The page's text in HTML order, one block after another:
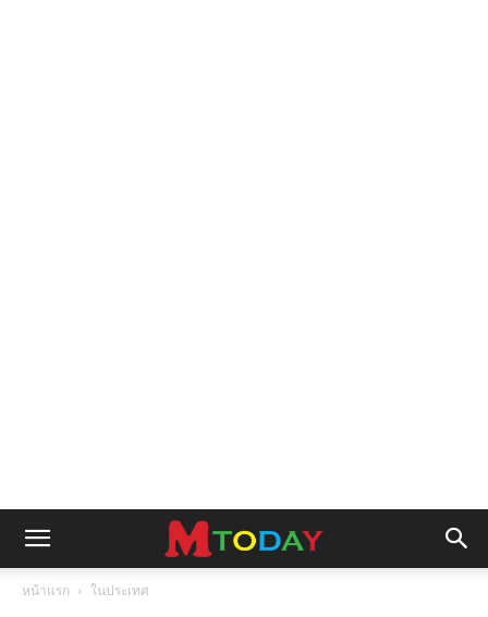
หน้าแรก ในประเทศ